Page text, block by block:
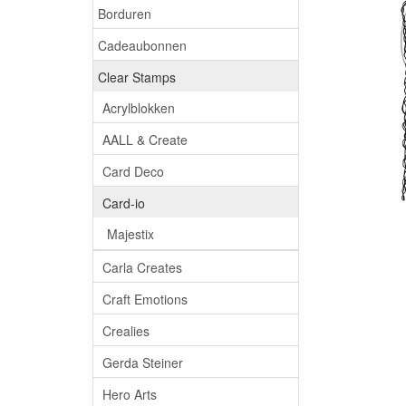
Borduren
Cadeaubonnen
Clear Stamps
Acrylblokken
AALL & Create
Card Deco
Card-io
Majestix
Carla Creates
Craft Emotions
Crealies
Gerda Steiner
Hero Arts